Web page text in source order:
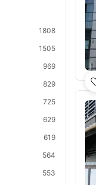
1808
1505
969
829
725
629
619
564
553